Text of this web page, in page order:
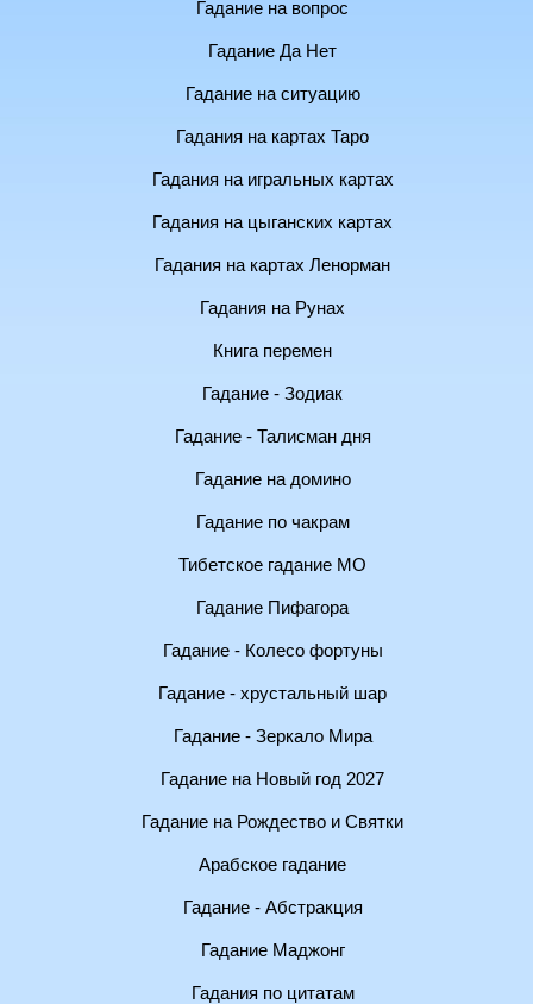
Гадание на вопрос
Гадание Да Нет
Гадание на ситуацию
Гадания на картах Таро
Гадания на игральных картах
Гадания на цыганских картах
Гадания на картах Ленорман
Гадания на Рунах
Книга перемен
Гадание - Зодиак
Гадание - Талисман дня
Гадание на домино
Гадание по чакрам
Тибетское гадание МО
Гадание Пифагора
Гадание - Колесо фортуны
Гадание - хрустальный шар
Гадание - Зеркало Мира
Гадание на Новый год 2027
Гадание на Рождество и Святки
Арабское гадание
Гадание - Абстракция
Гадание Маджонг
Гадания по цитатам